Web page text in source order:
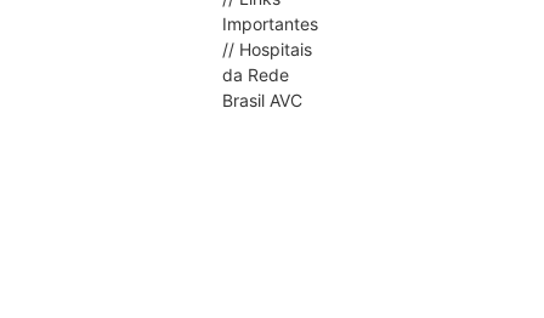
Importantes
// Hospitais
da Rede
Brasil AVC